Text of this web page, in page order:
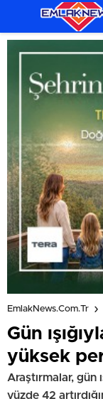
EmlakNews.com.tr
Gün
yüksek
Araştırmalar, gün
yüzde 42